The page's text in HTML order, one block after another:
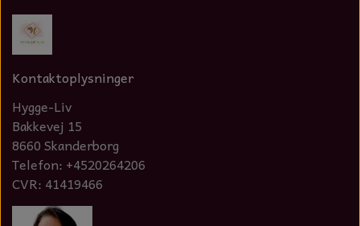
Kontaktoplysninger
Hygge-Liv
Bakkevej 15
8660 Skanderborg
Telefon: +4520264206
CVR: 41419466